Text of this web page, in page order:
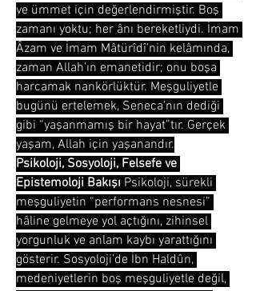
ve ümmet için değerlendirmiştir. Boş
zamanı yoktu; her ânı bereketliydi. İmam
Âzam ve İmam Mâtürîdî’nin kelâmında,
zaman Allah’ın emanetidir; onu boşa
harcamak nankörlüktür. Meşguliyetle
bugünü ertelemek, Seneca’nın dediği
gibi “yaşanmamış bir hayat”tır. Gerçek
yaşam, Allah için yaşanandır.
Psikoloji, Sosyoloji, Felsefe ve
Epistemoloji Bakışı Psikoloji, sürekli
meşguliyetin “performans nesnesi”
hâline gelmeye yol açtığını, zihinsel
yorgunluk ve anlam kaybı yarattığını
gösterir. Sosyoloji’de İbn Haldûn,
medeniyetlerin boş meşguliyetle değil,